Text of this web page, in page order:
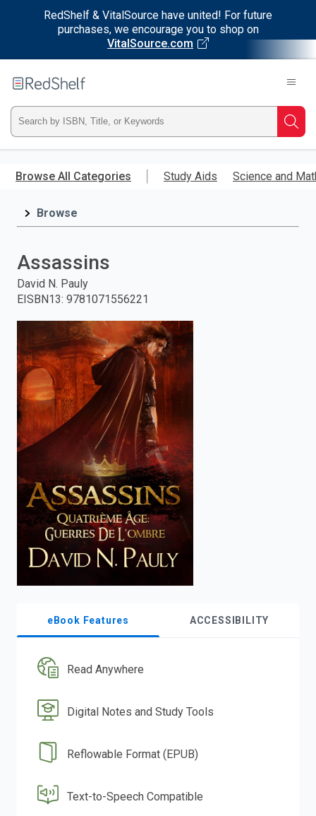
RedShelf & VitalSource have united! For future
purchases, we encourage you to shop on
VitalSource.com
main
RedShelf
Type
ISBN,
Title,
and
press
enter
to
search.
Browse All Categories Study Aids Science and
Browse
Assassins
David N. Pauly
EISBN13: 9781071556221
eBook Features ACCESSIBILITY
Read Anywhere
Digital Notes and Study Tools
Reflowable Format (EPUB)
Text-to-Speech Compatible